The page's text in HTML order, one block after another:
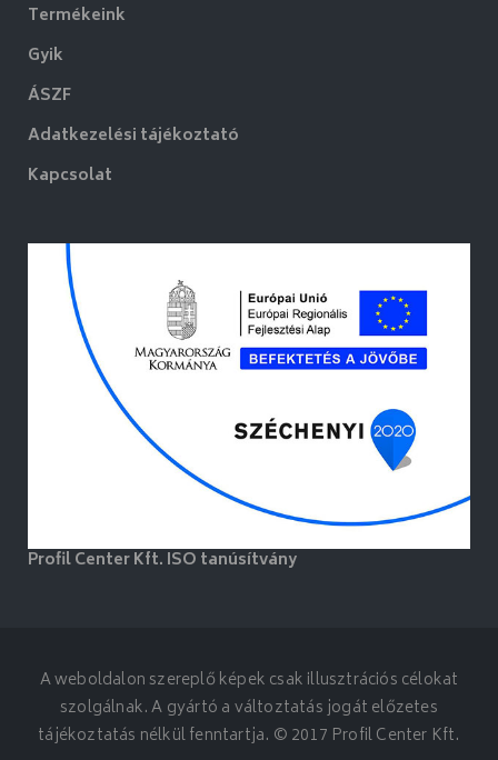
Termékeink
Gyik
ÁSZF
Adatkezelési tájékoztató
Kapcsolat
Profil Center Kft. ISO tanúsítvány
A weboldalon szereplő képek csak illusztrációs célokat
szolgálnak. A gyártó a változtatás jogát előzetes
tájékoztatás nélkül fenntartja. © 2017 Profil Center Kft.